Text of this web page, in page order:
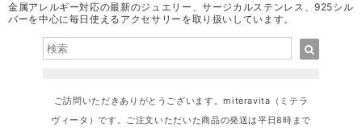
金属アレルギー対応の最新のジュエリー、サージカルステンレス、925シル
バーを中心に毎日使えるアクセサリーを取り扱いしています。
ご訪問いただきありがとうございます。miteravita（ミテラ
ヴィータ）です。ご注文いただいた商品の発送は平日8時まで